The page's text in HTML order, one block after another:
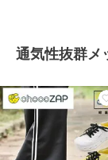
通気性抜群メ